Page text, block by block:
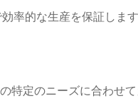
率的な生産を保証します
特定のニーズに合わせ